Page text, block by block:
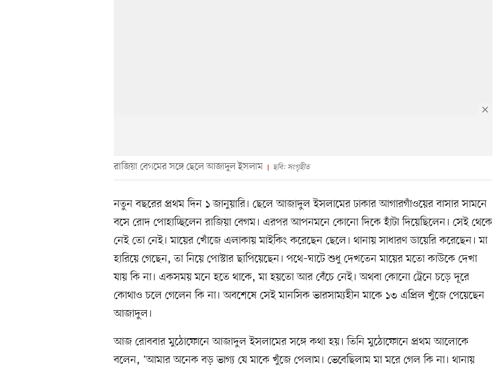
রাজিয়া বেগমের সঙ্গে ছেলে আজাদুল ইসলাম ছবি: সংগৃহীত
নতুন বছরের প্রথম দিন ১ জানুয়ারি। ছেলে আজাদুল ইসলামের ঢাকার আগারগাঁওয়ের বাসার সামনে
বসে রোদ পোহাচ্ছিলেন রাজিয়া বেগম। এরপর আপনমনে কোনো দিকে হাঁটা দিয়েছিলেন। সেই থেকে
নেই তো নেই। মায়ের খোঁজে এলাকায় মাইকিং করেছেন ছেলে। থানায় সাধারণ ডায়েরি করেছেন। মা
হারিয়ে গেছেন, তা নিয়ে পোস্টার ছাপিয়েছেন। পথে–ঘাটে শুধু দেখতেন মায়ের মতো কাউকে দেখা
যায় কি না। একসময় মনে হতে থাকে, মা হয়তো আর বেঁচে নেই। অথবা কোনো ট্রেনে চড়ে দূরে
কোথাও চলে গেলেন কি না। অবশেষে সেই মানসিক ভারসাম্যহীন মাকে ১৩ এপ্রিল খুঁজে পেয়েছেন
আজাদুল।
আজ রোববার মুঠোফোনে আজাদুল ইসলামের সঙ্গে কথা হয়। তিনি মুঠোফোনে প্রথম আলোকে
বলেন, ‘আমার অনেক বড় ভাগ্য যে মাকে খুঁজে পেলাম। ভেবেছিলাম মা মরে গেল কি না। থানায়